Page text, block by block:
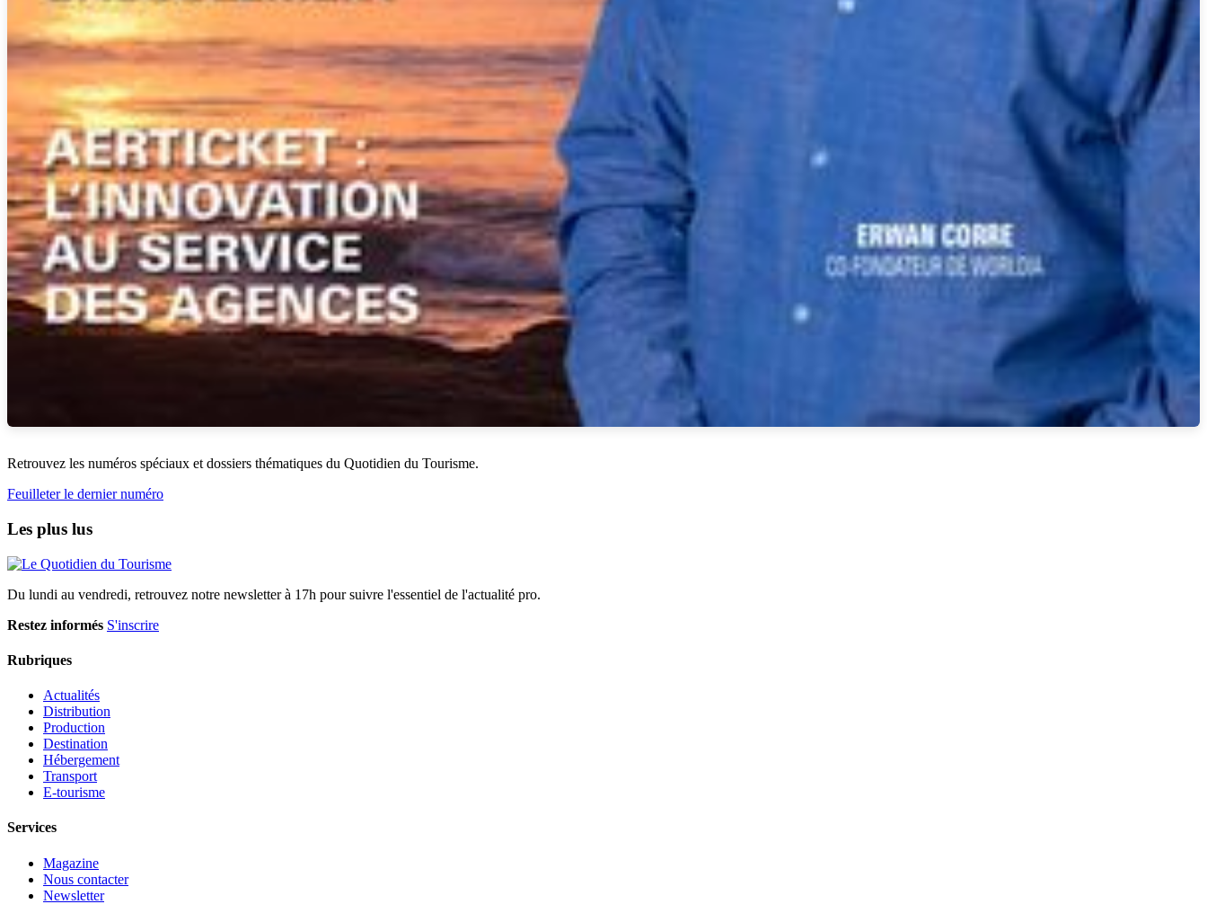
Retrouvez les numéros spéciaux et dossiers thématiques du Quotidien du Tourisme.
Feuilleter le dernier numéro
Les plus lus
Du lundi au vendredi, retrouvez notre newsletter à 17h pour suivre l'essentiel de l'actualité pro.
Restez informés S'inscrire
Rubriques
Actualités
Distribution
Production
Destination
Hébergement
Transport
E-tourisme
Services
Magazine
Nous contacter
Newsletter